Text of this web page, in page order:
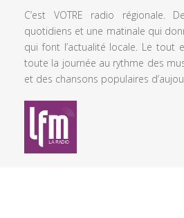
C’est VOTRE radio régionale.
quotidiens et une matinale qui
qui font l’actualité locale. Le tout
toute la journée au rythme des
et des chansons populaires